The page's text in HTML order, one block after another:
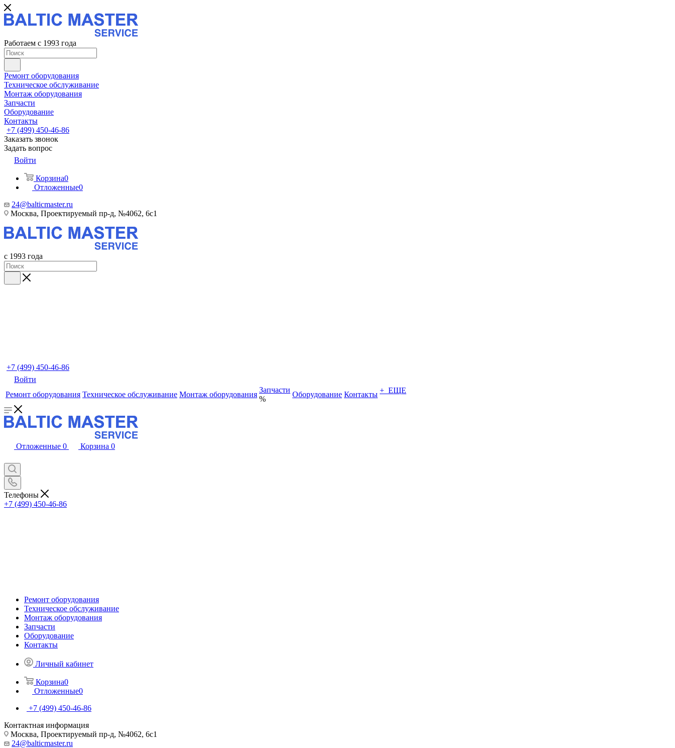
Работаем с 1993 года
Ремонт оборудования
Техническое обслуживание
Монтаж оборудования
Запчасти
Оборудование
Контакты
+7 (499) 450-46-86
Заказать звонок
Задать вопрос
Войти
Корзина0
Отложенные0
24@balticmaster.ru
Москва, Проектируемый пр-д, №4062, 6с1
с 1993 года
+7 (499) 450-46-86
Войти
Ремонт оборудования Техническое обслуживание Монтаж оборудования
Запчасти
%
Оборудование Контакты + ЕЩЕ
Отложенные 0 Корзина 0
Телефоны
+7 (499) 450-46-86
Ремонт оборудования
Техническое обслуживание
Монтаж оборудования
Запчасти
Оборудование
Контакты
Личный кабинет
Корзина0
Отложенные0
+7 (499) 450-46-86
Контактная информация
Москва, Проектируемый пр-д, №4062, 6с1
24@balticmaster.ru